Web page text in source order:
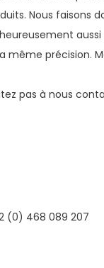
Nous faisons
même précision.
pas à nous
(0) 468 089 207